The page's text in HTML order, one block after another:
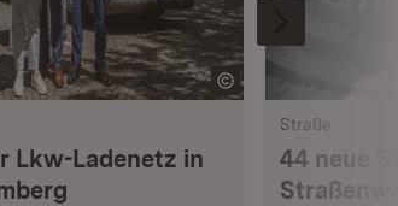
Lkw-Ladenetz in
Straße
44 neue